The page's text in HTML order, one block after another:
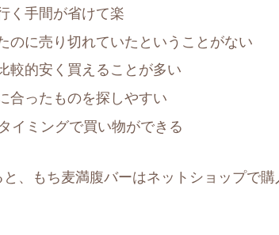
く手間が省けて楽
のに売り切れていたということがない
較的安く買えることが多い
合ったものを探しやすい
イミングで買い物ができる
、もち麦満腹バーはネットショップで